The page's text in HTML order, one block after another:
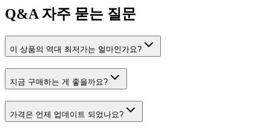
Q&A자주 묻는 질문
이 상품의 역대 최저가는 얼마인가요?
지금 구매하는 게 좋을까요?
가격은 언제 업데이트 되었나요?